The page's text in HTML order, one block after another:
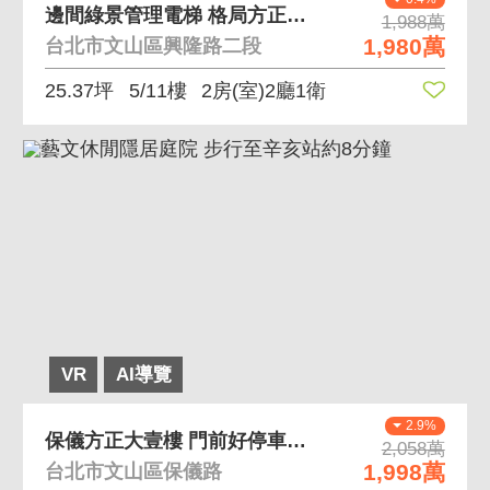
1,988萬
1,980萬
邊間綠景管理電梯 格局方正通風採光佳
台北市文山區興隆路二段
25.37坪 5/11樓 2房(室)2廳1衛
VR AI導覽
2.9%
2,058萬
1,998萬
保儀方正大壹樓 門前好停車、長輩友善宅
台北市文山區保儀路